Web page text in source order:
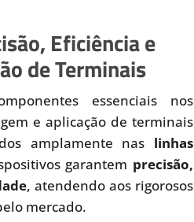
Eficiência e
de Terminais
essenciais nos
e aplicação de terminais
amplamente nas linhas
garantem precisão,
, atendendo aos rigorosos
mercado.